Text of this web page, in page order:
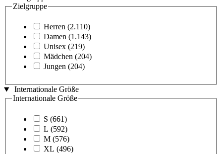
Zielgruppe
Herren (2.110)
Damen (1.143)
Unisex (219)
Mädchen (204)
Jungen (204)
Internationale Größe
Internationale Größe
S (661)
L (592)
M (576)
XL (496)